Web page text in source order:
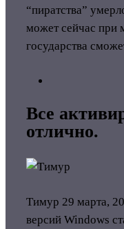
“пиратства”
может сейчас при
государства
Все
отлично.
Тимур 29 марта,
версий Windows